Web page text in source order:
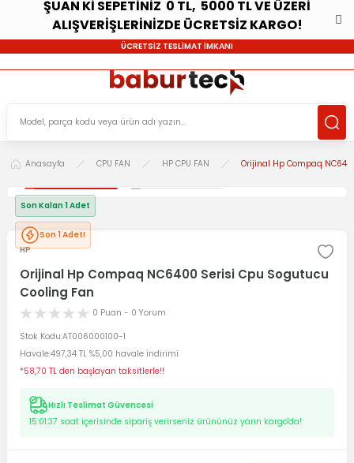
ŞUAN Kİ SEPETİNİZ 0 TL, 5000 TL VE ÜZERİ
ALIŞVERİŞLERİNİZDE ÜCRETSİZ KARGO!
ÜCRETSİZ TESLİMAT İMKANI
Anasayfa CPU FAN HP CPU FAN Orijinal Hp Compaq
Son Kalan 1 Adet
Son 1 Adet!
HP
Orijinal Hp Compaq NC6400 Serisi Cpu Sogutucu
Cooling Fan
0 Puan - 0 Yorum
Stok Kodu AT006000100-1
Havale497,34 TL %5,00 havale indirimi
*58,70 TL den başlayan taksitlerle!!
Hızlı Teslimat Güvencesi
15:01:37 saat içerisinde sipariş verirseniz ürününüz yarın kargo'da!